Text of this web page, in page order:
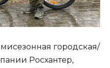
городская/
Росхантер,